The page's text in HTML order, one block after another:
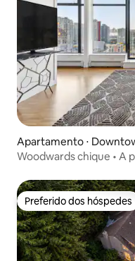
Apartamento ⋅
Woodwards chique • A
Preferido dos hóspedes
Preferido dos hóspedes